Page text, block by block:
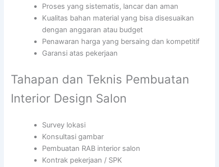
Proses yang sistematis, lancar dan aman
Kualitas bahan material yang bisa disesuaikan
dengan anggaran atau budget
Penawaran harga yang bersaing dan kompetitif
Garansi atas pekerjaan
Tahapan dan Teknis Pembuatan
Interior Design Salon
Survey lokasi
Konsultasi gambar
Pembuatan RAB interior salon
Kontrak pekerjaan / SPK